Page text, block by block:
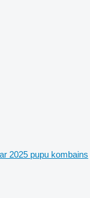
2025 pupu kombains